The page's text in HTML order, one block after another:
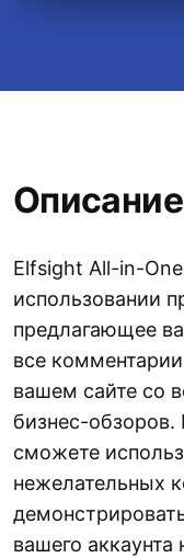
Описание
Elfsight All-in-
использовании
предлагающее
все
вашем сайте со
бизнес-
сможете
нежелательных
вашего